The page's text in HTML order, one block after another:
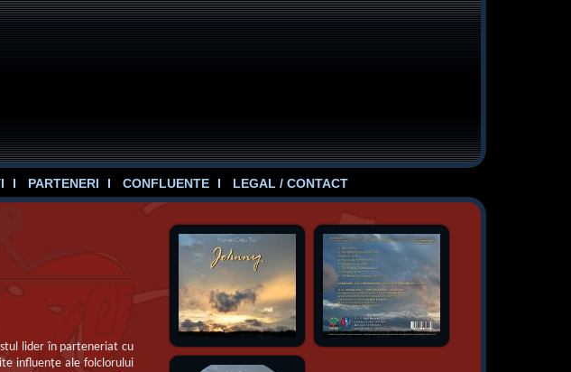
PARTENERI CONFLUENTE LEGAL / CONTACT
lider în parteneriat cu
influenţe ale folclorului